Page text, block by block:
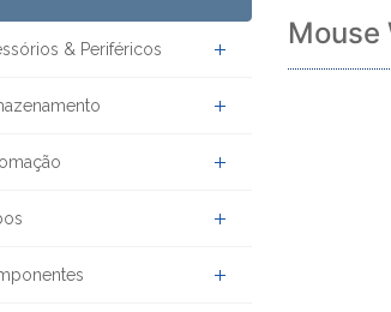
& Periféricos Mouse